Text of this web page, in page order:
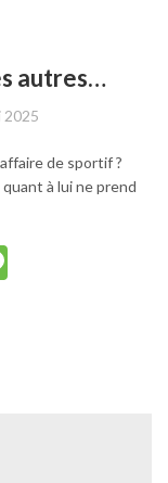
autres…
2025
de sportif ?
à lui ne prend